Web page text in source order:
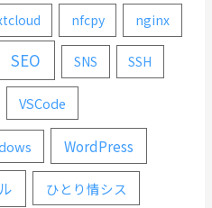
nfcpy nginx
SEO SNS SSH
VSCode
WordPress
ひとり情シス